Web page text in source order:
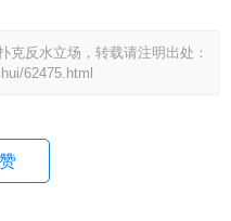
克反水立场，转载请注明出处：
62475.html
赞